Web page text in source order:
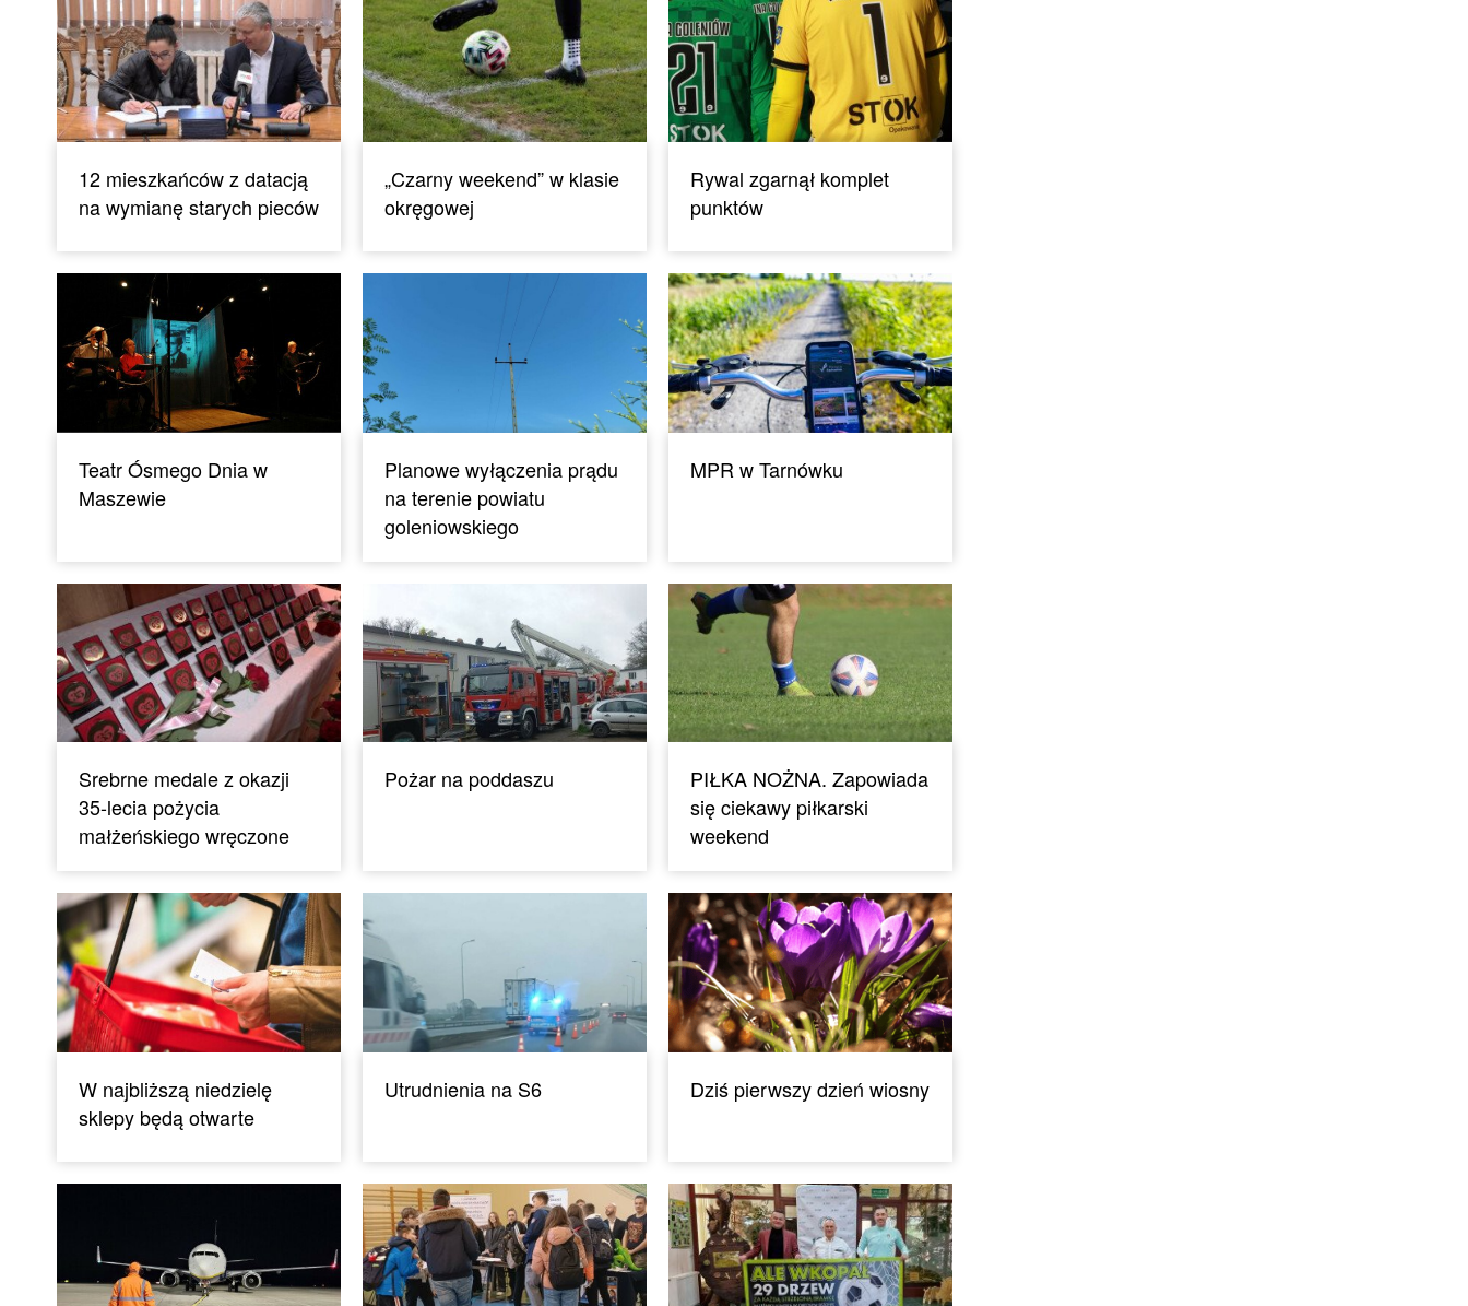
12 mieszkańców z datacją
na wymianę starych pieców
„Czarny weekend” w klasie
okręgowej
Rywal zgarnął komplet
punktów
Teatr Ósmego Dnia w
Maszewie
Planowe wyłączenia prądu
na terenie powiatu
goleniowskiego
MPR w Tarnówku
Srebrne medale z okazji
35-lecia pożycia
małżeńskiego wręczone
Pożar na poddaszu
PIŁKA NOŻNA. Zapowiada
się ciekawy piłkarski
weekend
W najbliższą niedzielę
sklepy będą otwarte
Utrudnienia na S6 Dziś pierwszy dzień wiosny